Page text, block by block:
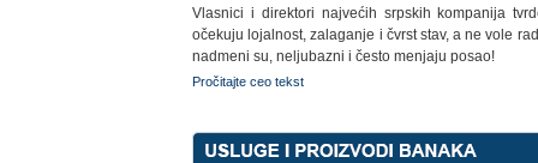
Vlasnici i direktori najvećih srpskih kompanija
očekuju lojalnost, zalaganje i čvrst stav, a ne vole
nadmeni su, neljubazni i često menjaju posao!
Pročitajte ceo tekst